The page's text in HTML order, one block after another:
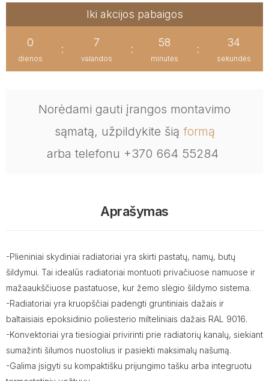
Iki akcijos pabaigos
0
dienos
:
7
valandos
:
58
minutės
:
33
sekundės
Norėdami gauti įrangos montavimo
sąmatą, užpildykite šią formą
arba telefonu +370 664 55284
Aprašymas
-Plieniniai skydiniai radiatoriai yra skirti pastatų, namų, butų
šildymui. Tai idealūs radiatoriai montuoti privačiuose namuose ir
mažaaukščiuose pastatuose, kur žemo slėgio šildymo sistema.
-Radiatoriai yra kruopščiai padengti gruntiniais dažais ir
baltaisiais epoksidinio poliesterio milteliniais dažais RAL 9016.
-Konvektoriai yra tiesiogiai privirinti prie radiatorių kanalų, siekiant
sumažinti šilumos nuostolius ir pasiekti maksimalų našumą.
-Galima įsigyti su kompaktišku prijungimo tašku arba integruotu